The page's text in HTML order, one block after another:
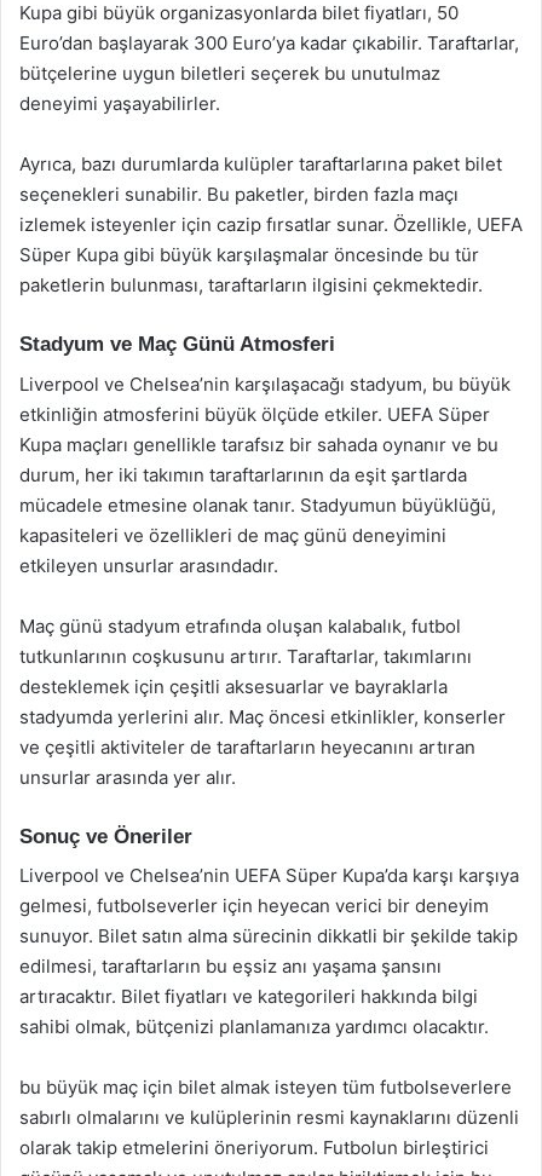
Kupa gibi büyük organizasyonlarda bilet fiyatları, 50
Euro’dan başlayarak 300 Euro’ya kadar çıkabilir. Taraftarlar,
bütçelerine uygun biletleri seçerek bu unutulmaz
deneyimi yaşayabilirler.
Ayrıca, bazı durumlarda kulüpler taraftarlarına paket bilet
seçenekleri sunabilir. Bu paketler, birden fazla maçı
izlemek isteyenler için cazip fırsatlar sunar. Özellikle, UEFA
Süper Kupa gibi büyük karşılaşmalar öncesinde bu tür
paketlerin bulunması, taraftarların ilgisini çekmektedir.
Stadyum ve Maç Günü Atmosferi
Liverpool ve Chelsea’nin karşılaşacağı stadyum, bu büyük
etkinliğin atmosferini büyük ölçüde etkiler. UEFA Süper
Kupa maçları genellikle tarafsız bir sahada oynanır ve bu
durum, her iki takımın taraftarlarının da eşit şartlarda
mücadele etmesine olanak tanır. Stadyumun büyüklüğü,
kapasiteleri ve özellikleri de maç günü deneyimini
etkileyen unsurlar arasındadır.
Maç günü stadyum etrafında oluşan kalabalık, futbol
tutkunlarının coşkusunu artırır. Taraftarlar, takımlarını
desteklemek için çeşitli aksesuarlar ve bayraklarla
stadyumda yerlerini alır. Maç öncesi etkinlikler, konserler
ve çeşitli aktiviteler de taraftarların heyecanını artıran
unsurlar arasında yer alır.
Sonuç ve Öneriler
Liverpool ve Chelsea’nin UEFA Süper Kupa’da karşı karşıya
gelmesi, futbolseverler için heyecan verici bir deneyim
sunuyor. Bilet satın alma sürecinin dikkatli bir şekilde takip
edilmesi, taraftarların bu eşsiz anı yaşama şansını
artıracaktır. Bilet fiyatları ve kategorileri hakkında bilgi
sahibi olmak, bütçenizi planlamanıza yardımcı olacaktır.
bu büyük maç için bilet almak isteyen tüm futbolseverlere
sabırlı olmalarını ve kulüplerinin resmi kaynaklarını düzenli
olarak takip etmelerini öneriyorum. Futbolun birleştirici